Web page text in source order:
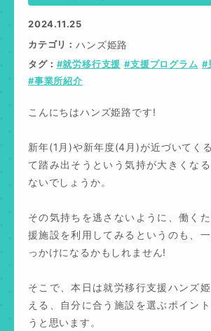
2024.11.25
カテゴリ
ハンズ姫路
タグ #就労移行支援 #支援プログラム #
#事業所紹介
こんにちはハンズ姫路です!
新年(1月)や新年度(4月)が近づいてく
て踏み出そうという気持が大きくな
ないでしょうか。
その気持ちを逃さないように、働く
援施設を利用してみるというのも、
っかけになるかもしれません!
そこで、本日は就労移行支援ハンズ
える、自分に合う施設を選ぶポイン
うと思います。